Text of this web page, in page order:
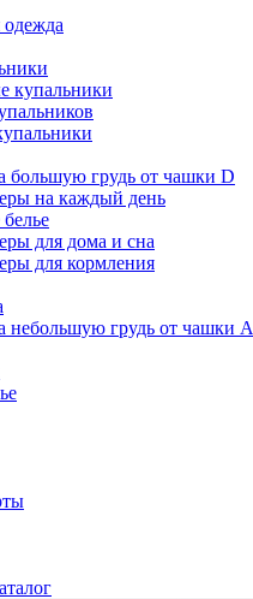
купальники
большую грудь от чашки D
на каждый день
для дома и сна
для кормления
небольшую грудь от чашки А